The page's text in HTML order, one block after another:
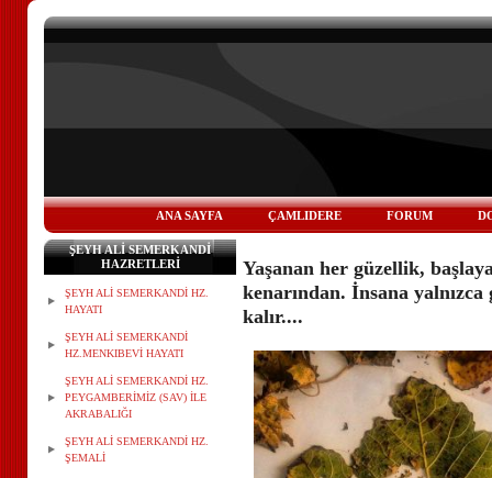
ANA SAYFA ÇAMLIDERE FORUM
ŞEYH ALİ SEMERKANDİ
HAZRETLERİ
ŞEYH ALİ SEMERKANDİ HZ.
HAYATI
ŞEYH ALİ SEMERKANDİ
HZ.MENKIBEVİ HAYATI
ŞEYH ALİ SEMERKANDİ HZ.
PEYGAMBERİMİZ (SAV) İLE
AKRABALIĞI
ŞEYH ALİ SEMERKANDİ HZ.
ŞEMALİ
Yaşanan her güzellik,
kenarından. İnsana
kalır....